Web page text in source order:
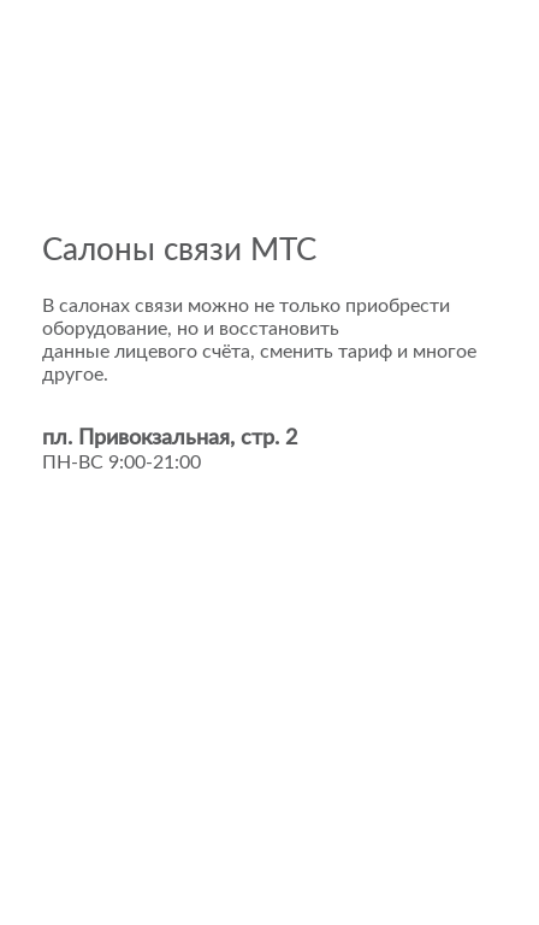
Салоны связи МТС
В салонах связи можно не только приобрести
оборудование, но и восстановить
данные лицевого счёта, сменить тариф и многое
другое.
пл. Привокзальная, стр. 2
ПН-ВС 9:00-21:00